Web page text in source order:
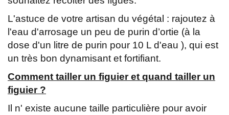
L'astuce de votre artisan du végétal : rajoutez à
l'eau d'arrosage un peu de purin d’ortie (à la
dose d'un litre de purin pour 10 L d'eau ), qui est
un très bon dynamisant et fortifiant.
Comment tailler un figuier et quand tailler un
figuier ?
Il n' existe aucune taille particulière pour avoir